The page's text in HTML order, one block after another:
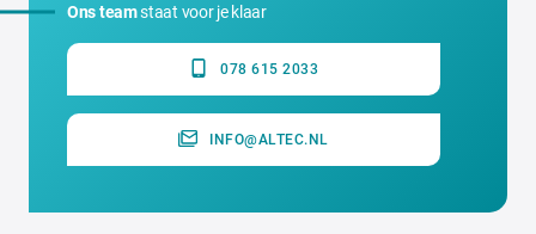
Ons teamstaat voor je klaar
078 615 2033
INFO@ALTEC.NL